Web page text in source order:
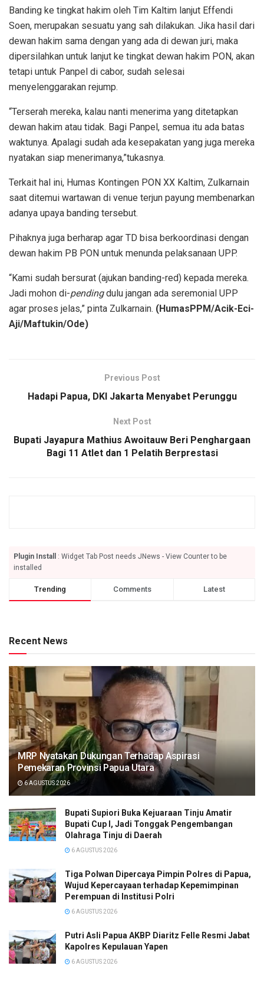
Banding ke tingkat hakim oleh Tim Kaltim lanjut Effendi
Soen, merupakan sesuatu yang sah dilakukan. Jika hasil dari
dewan hakim sama dengan yang ada di dewan juri, maka
dipersilahkan untuk lanjut ke tingkat dewan hakim PON, akan
tetapi untuk Panpel di cabor, sudah selesai
menyelenggarakan rejump.
“Terserah mereka, kalau nanti menerima yang ditetapkan
dewan hakim atau tidak. Bagi Panpel, semua itu ada batas
waktunya. Apalagi sudah ada kesepakatan yang juga mereka
nyatakan siap menerimanya,”tukasnya.
Terkait hal ini, Humas Kontingen PON XX Kaltim, Zulkarnain
saat ditemui wartawan di venue terjun payung membenarkan
adanya upaya banding tersebut.
Pihaknya juga berharap agar TD bisa berkoordinasi dengan
dewan hakim PB PON untuk menunda pelaksanaan UPP.
“Kami sudah bersurat (ajukan banding-red) kepada mereka.
Jadi mohon di-pendingdulu jangan ada seremonial UPP
agar proses jelas,” pinta Zulkarnain. (HumasPPM/Acik-Eci-
Aji/Maftukin/Ode)
Previous Post
Hadapi Papua, DKI Jakarta Menyabet Perunggu
Next Post
Bupati Jayapura Mathius Awoitauw Beri Penghargaan
Bagi 11 Atlet dan 1 Pelatih Berprestasi
Plugin Install
: Widget Tab Post needs JNews - View Counter to be
installed
Trending Comments Latest
Recent News
MRP Nyatakan Dukungan Terhadap Aspirasi
Pemekaran Provinsi Papua Utara
6 AGUSTUS 2026
Bupati Supiori Buka Kejuaraan Tinju Amatir
Bupati Cup I, Jadi Tonggak Pengembangan
Olahraga Tinju di Daerah
6 AGUSTUS 2026
Tiga Polwan Dipercaya Pimpin Polres di Papua,
Wujud Kepercayaan terhadap Kepemimpinan
Perempuan di Institusi Polri
6 AGUSTUS 2026
Putri Asli Papua AKBP Diaritz Felle Resmi Jabat
Kapolres Kepulauan Yapen
6 AGUSTUS 2026